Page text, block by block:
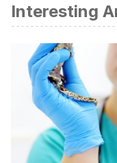
Interesting